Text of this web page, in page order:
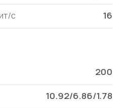
с 16
200
10.92/6.86/1.78